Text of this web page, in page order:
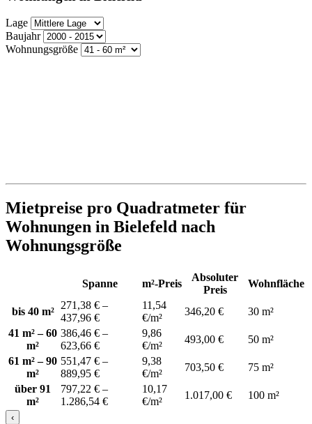
Lage
Baujahr
Wohnungsgröße
Mietpreise pro Quadratmeter für
Wohnungen in Bielefeld nach
Wohnungsgröße
Spanne m²-Preis
Absoluter
Preis
Wohnfläche
bis 40 m²
271,38 € –
437,96 €
11,54
€/m²
346,20 €
30 m²
41 m² – 60
m²
386,46 € –
623,66 €
9,86
€/m²
493,00 €
50 m²
61 m² – 90
m²
551,47 € –
889,95 €
9,38
€/m²
703,50 €
75 m²
über 91
m²
797,22 € –
1.286,54 €
10,17
€/m²
1.017,00 € 100 m²
‹